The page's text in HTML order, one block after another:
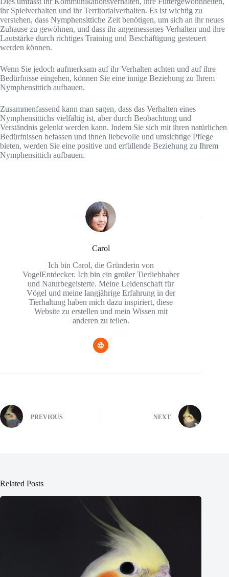
ihr Spielverhalten und ihr Territorialverhalten. Es ist wichtig zu
verstehen, dass Nymphensittiche Zeit benötigen, um sich an ihr neues
Zuhause zu gewöhnen, und dass ihr angemessenes Verhalten und ihre
Lautstärke durch richtiges Training und Beschäftigung gesteuert
werden können.
Wenn Sie jedoch aufmerksam auf ihr Verhalten achten und auf ihre
Bedürfnisse eingehen, können Sie eine innige Beziehung zu Ihrem
Nymphensittich aufbauen.
Zusammenfassend kann man sagen, dass das Verhalten eines
Nymphensittichs vielfältig ist, aber durch Beobachtung und
Verständnis gelenkt werden kann. Indem Sie sich mit ihren natürlichen
Bedürfnissen befassen und ihnen liebevolle und umsichtige Pflege
bieten, werden Sie eine positive und erfüllende Beziehung zu Ihrem
Nymphensittich aufbauen.
Carol
Ich bin Carol, die Gründerin von
VogelEntdecker. Ich bin ein großer Tierliebhaber
und Naturbegeisterte. Meine Leidenschaft für
Vögel und meine langjährige Erfahrung in der
Tierhaltung haben mich dazu inspiriert, diese
Website zu erstellen und mein Wissen mit
anderen zu teilen.
PREVIOUS NEXT
Related Posts